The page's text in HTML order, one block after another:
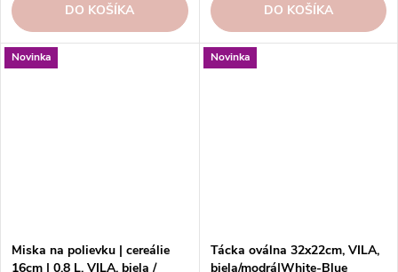
DO KOŠÍKA DO KOŠÍKA
Novinka
Miska na polievku | cereálie
16cm | 0,8 L, VILA, biela /
Novinka
Tácka oválna 32x22cm, VILA,
biela/modrá|White-Blue